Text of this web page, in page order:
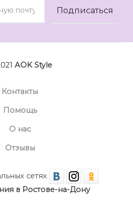
AOK Style
Контакты
Помощь
О нас
Отзывы
сетях
в Ростове-на-Дону